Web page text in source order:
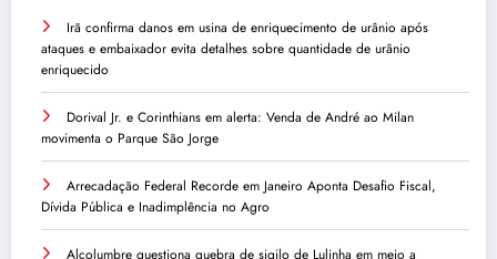
Irã confirma danos em usina de enriquecimento de urânio após
ataques e embaixador evita detalhes sobre quantidade de urânio
enriquecido
Dorival Jr. e Corinthians em alerta: Venda de André ao Milan
movimenta o Parque São Jorge
Arrecadação Federal Recorde em Janeiro Aponta Desafio Fiscal,
Dívida Pública e Inadimplência no Agro
Alcolumbre questiona quebra de sigilo de Lulinha em meio a